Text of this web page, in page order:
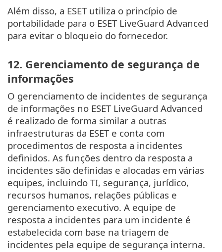
Além disso, a ESET utiliza o princípio de
portabilidade para o ESET LiveGuard Advanced
para evitar o bloqueio do fornecedor.
12. Gerenciamento de segurança de
informações
O gerenciamento de incidentes de segurança
de informações no ESET LiveGuard Advanced
é realizado de forma similar a outras
infraestruturas da ESET e conta com
procedimentos de resposta a incidentes
definidos. As funções dentro da resposta a
incidentes são definidas e alocadas em várias
equipes, incluindo TI, segurança, jurídico,
recursos humanos, relações públicas e
gerenciamento executivo. A equipe de
resposta a incidentes para um incidente é
estabelecida com base na triagem de
incidentes pela equipe de segurança interna.